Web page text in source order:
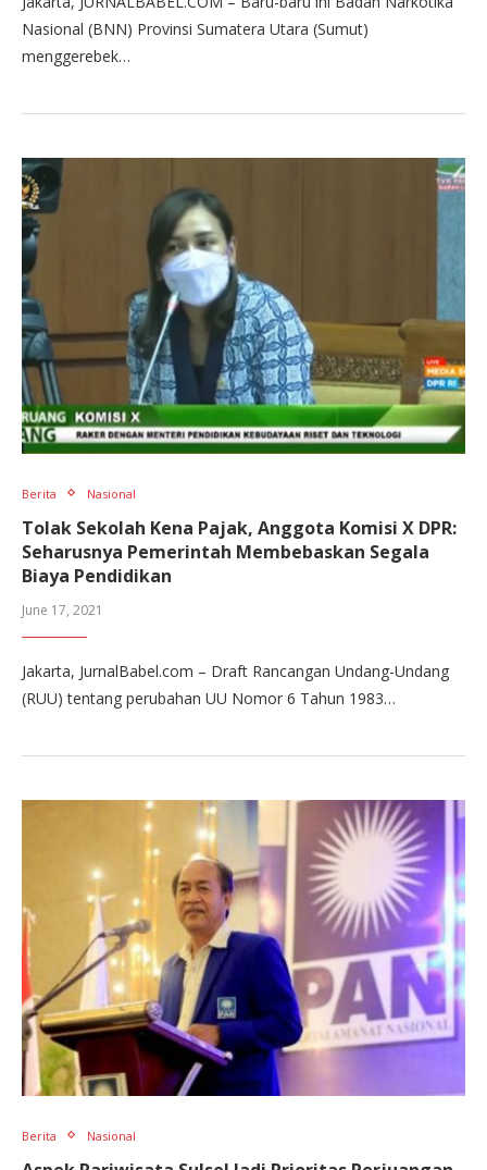
Nasional (BNN) Provinsi Sumatera Utara (Sumut)
menggerebek…
Berita Nasional
Tolak Sekolah Kena Pajak, Anggota Komisi X DPR:
Seharusnya Pemerintah Membebaskan Segala
Biaya Pendidikan
June 17, 2021
Jakarta, JurnalBabel.com – Draft Rancangan Undang-Undang
(RUU) tentang perubahan UU Nomor 6 Tahun 1983…
Berita Nasional